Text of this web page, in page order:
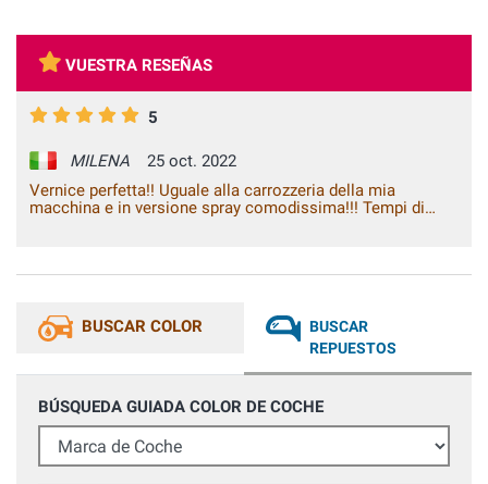
VUESTRA RESEÑAS
5
MILENA
25 oct. 2022
Vernice perfetta!! Uguale alla carrozzeria della mia
macchina e in versione spray comodissima!!! Tempi di
BUSCAR COLOR
BUSCAR
REPUESTOS
BÚSQUEDA GUIADA COLOR DE COCHE
Marca de Coche